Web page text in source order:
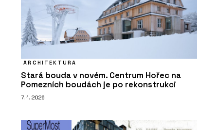
ARCHITEKTURA
Stará bouda v novém. Centrum Hořec na
Pomezních boudách je po rekonstrukci
7. 1. 2026